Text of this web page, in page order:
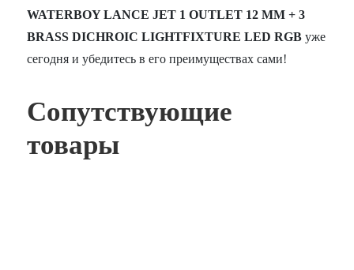
WATERBOY LANCE JET 1 OUTLET 12 MM + 3
BRASS DICHROIC LIGHTFIXTURE LED RGB уже
сегодня и убедитесь в его преимуществах сами!
Сопутствующие
товары